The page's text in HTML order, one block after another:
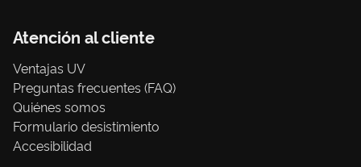
Atención al cliente
Ventajas UV
Preguntas frecuentes (FAQ)
Quiénes somos
Formulario desistimiento
Accesibilidad